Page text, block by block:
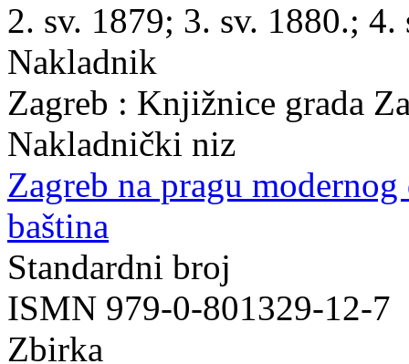
2. sv. 1879; 3. sv. 1880.;
Nakladnik
Zagreb : Knjižnice grada
Nakladnički niz
Zagreb na pragu modernog
baština
Standardni broj
ISMN 979-0-801329-12-7
Zbirka